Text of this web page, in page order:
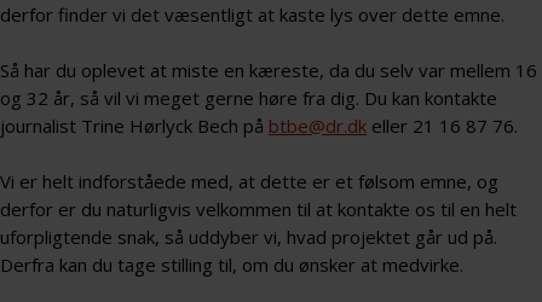
derfor finder vi det væsentligt at kaste lys over dette emne.
Så har du oplevet at miste en kæreste, da du selv var mellem 16
og 32 år, så vil vi meget gerne høre fra dig. Du kan kontakte
journalist Trine Hørlyck Bech på btbe@dr.dk eller 21 16 87 76.
Vi er helt indforståede med, at dette er et følsom emne, og
derfor er du naturligvis velkommen til at kontakte os til en helt
uforpligtende snak, så uddyber vi, hvad projektet går ud på.
Derfra kan du tage stilling til, om du ønsker at medvirke.